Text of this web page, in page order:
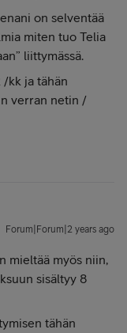
on selventää
miten tuo Telia
liittymässä.
/kk ja tähän
verran netin /
Forum|Forum|2 years ago
mieltää myös niin,
sisältyy 8
tähän